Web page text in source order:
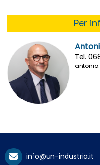
Per
Tel.
info@un-industria.it